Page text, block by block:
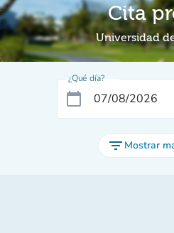
Cita
Universidad
¿Qué día?
calendar_today
filter_list Mostrar